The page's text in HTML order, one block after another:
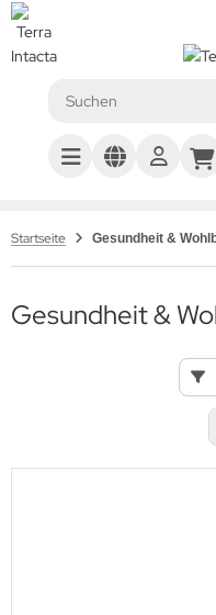
Startseite Gesundheit &
Gesundheit &